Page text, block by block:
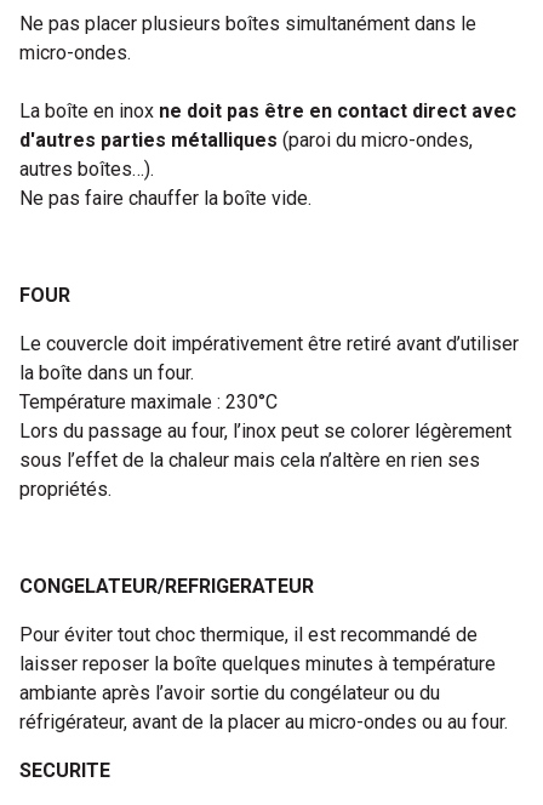
Ne pas placer plusieurs boîtes simultanément dans le
micro-ondes.
La boîte en inox ne doit pas être en contact direct avec
d'autres parties métalliques (paroi du micro-ondes,
autres boîtes…).
Ne pas faire chauffer la boîte vide.
FOUR
Le couvercle doit impérativement être retiré avant d’utiliser
la boîte dans un four.
Température maximale : 230°C
Lors du passage au four, l’inox peut se colorer légèrement
sous l’effet de la chaleur mais cela n’altère en rien ses
propriétés.
CONGELATEUR/REFRIGERATEUR
Pour éviter tout choc thermique, il est recommandé de
laisser reposer la boîte quelques minutes à température
ambiante après l’avoir sortie du congélateur ou du
réfrigérateur, avant de la placer au micro-ondes ou au four.
SECURITE